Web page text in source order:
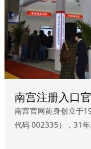
南宫注册入口
南宫官网前身创立于
代码 002335），31年